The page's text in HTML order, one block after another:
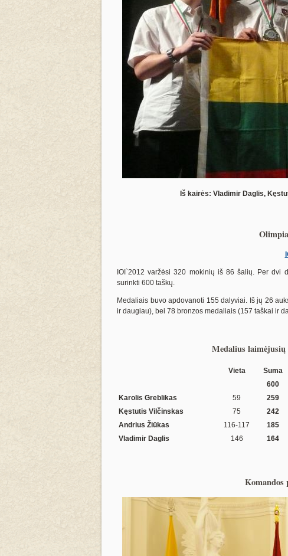
Iš kairės: Vladimir Daglis,
IOI`2012 varžėsi 320 mokinių iš 86 šalių. Per dvi
surinkti 600 taškų.
Medaliais buvo apdovanoti 155 dalyviai. Iš jų 26
ir daugiau), bei 78 bronzos medaliais (157 taškai ir
Medalius
Vieta Suma
600
Karolis Greblikas
59 259
Kęstutis Vilčinskas
75 242
Andrius Žiūkas
116-117 185
Vladimir Daglis
146 164
Komandos